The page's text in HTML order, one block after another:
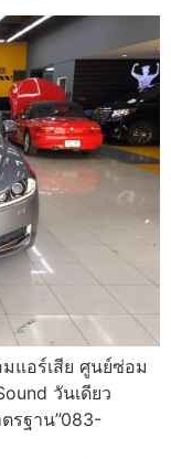
แอร์เสีย ศูนย์ซ่อม
วันเดียว
ตรฐาน”083-